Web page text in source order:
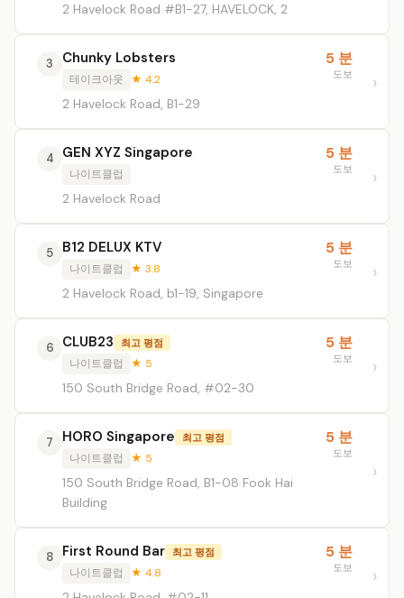
2 Havelock Road #B1-27, HAVELOCK, 2
3 Chunky Lobsters
테이크아웃 ★ 4.2
2 Havelock Road, B1-29
5 분
도보
4 GEN XYZ Singapore
나이트클럽
2 Havelock Road
5 분
도보
5 B12 DELUX KTV
나이트클럽 ★ 3.8
2 Havelock Road, b1-19, Singapore
5 분
도보
6 CLUB23 최고 평점
나이트클럽 ★ 5
150 South Bridge Road, #02-30
5 분
도보
7 HORO Singapore 최고 평점
나이트클럽 ★ 5
150 South Bridge Road, B1-08 Fook Hai
Building
5 분
도보
8 First Round Bar 최고 평점
나이트클럽 ★ 4.8
5 분
도보